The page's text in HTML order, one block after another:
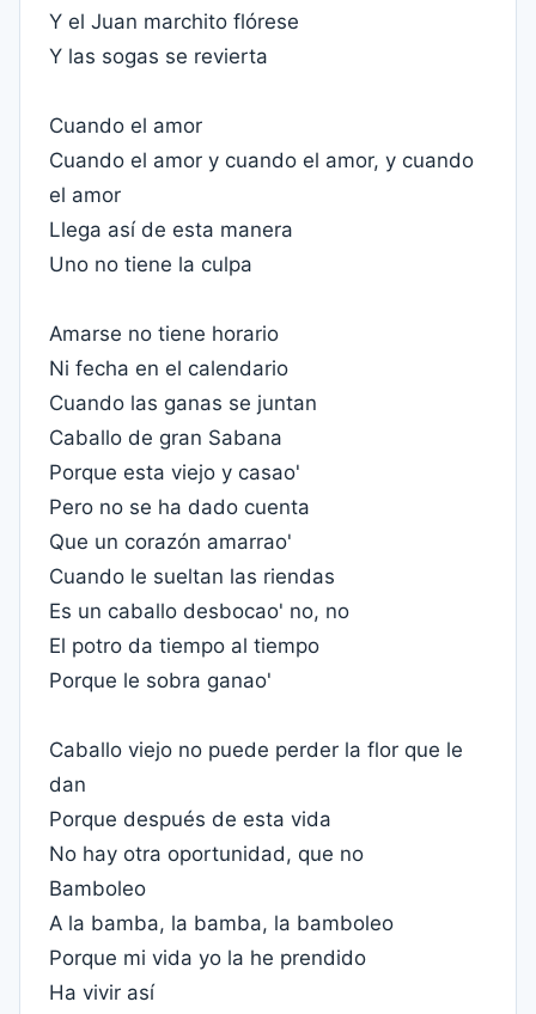
Y el Juan marchito flórese
Y las sogas se revierta
Cuando el amor
Cuando el amor y cuando el amor, y cuando
el amor
Llega así de esta manera
Uno no tiene la culpa
Amarse no tiene horario
Ni fecha en el calendario
Cuando las ganas se juntan
Caballo de gran Sabana
Porque esta viejo y casao'
Pero no se ha dado cuenta
Que un corazón amarrao'
Cuando le sueltan las riendas
Es un caballo desbocao' no, no
El potro da tiempo al tiempo
Porque le sobra ganao'
Caballo viejo no puede perder la flor que le
dan
Porque después de esta vida
No hay otra oportunidad, que no
Bamboleo
A la bamba, la bamba, la bamboleo
Porque mi vida yo la he prendido
Ha vivir así